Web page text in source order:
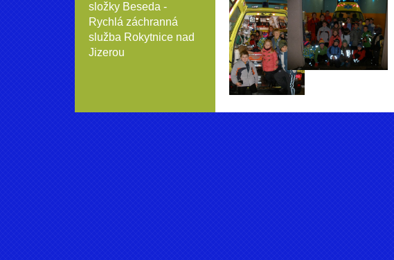
složky Beseda -
Rychlá záchranná
služba Rokytnice nad
Jizerou